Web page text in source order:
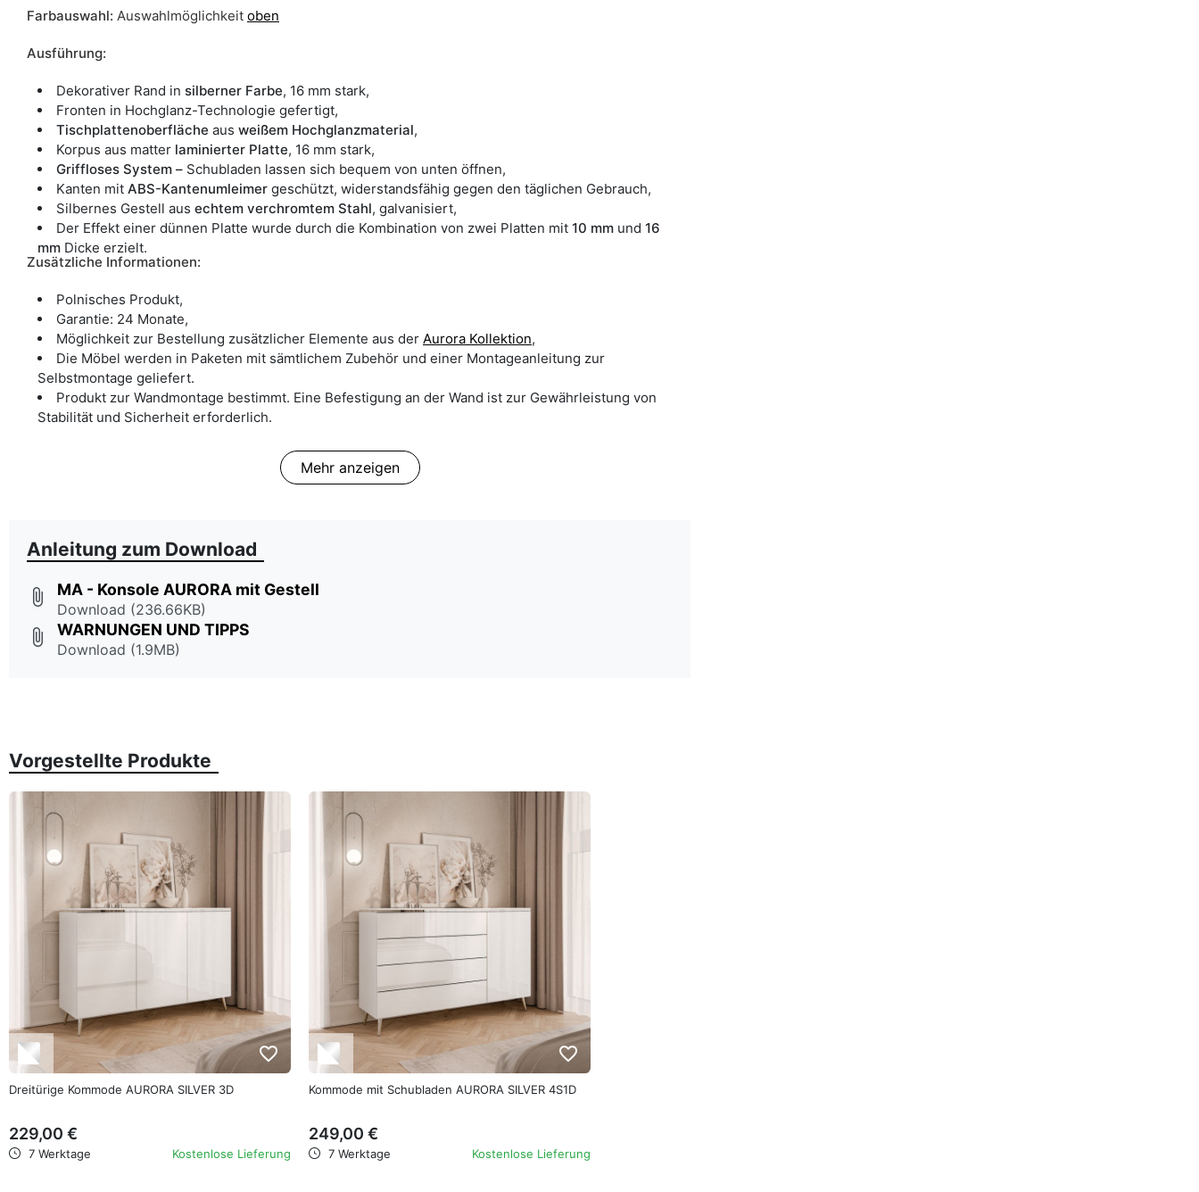
Farbauswahl: Auswahlmöglichkeit oben
Ausführung:
Dekorativer Rand in silberner Farbe, 16 mm stark,
Fronten in Hochglanz-Technologie gefertigt,
Tischplattenoberfläche aus weißem Hochglanzmaterial,
Korpus aus matter laminierter Platte, 16 mm stark,
Griffloses System – Schubladen lassen sich bequem von unten öffnen,
Kanten mit ABS-Kantenumleimer geschützt, widerstandsfähig gegen den täglichen Gebrauch,
Silbernes Gestell aus echtem verchromtem Stahl, galvanisiert,
Der Effekt einer dünnen Platte wurde durch die Kombination von zwei Platten mit 10 mm und 16
mm Dicke erzielt.
Zusätzliche Informationen:
Polnisches Produkt,
Garantie: 24 Monate,
Möglichkeit zur Bestellung zusätzlicher Elemente aus der Aurora Kollektion,
Die Möbel werden in Paketen mit sämtlichem Zubehör und einer Montageanleitung zur
Selbstmontage geliefert.
Produkt zur Wandmontage bestimmt. Eine Befestigung an der Wand ist zur Gewährleistung von
Stabilität und Sicherheit erforderlich.
Mehr anzeigen
Anleitung zum Download
attach_file MA - Konsole AURORA mit Gestell
Download (236.66KB)
attach_file WARNUNGEN UND TIPPS
Download (1.9MB)
Vorgestellte Produkte
favorite_border
Dreitürige Kommode AURORA SILVER 3D
229,00 €
7 Werktage Kostenlose Lieferung
favorite_border
Kommode mit Schubladen AURORA SILVER 4S1D
249,00 €
7 Werktage Kostenlose Lieferung